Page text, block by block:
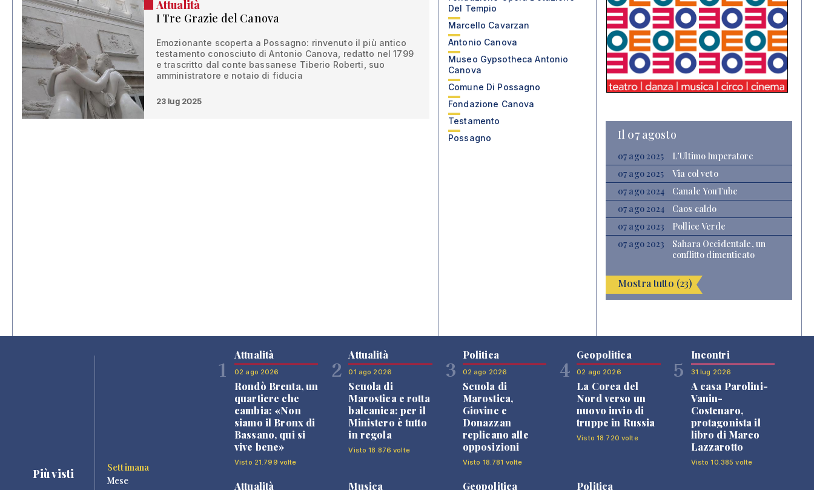
Attualità
I Tre Grazie del Canova
Emozionante scoperta a Possagno: rinvenuto il più antico
testamento conosciuto di Antonio Canova, redatto nel 1799
e trascritto dal conte bassanese Tiberio Roberti, suo
amministratore e notaio di fiducia
23 lug 2025
Del Tempio
Marcello Cavarzan
Antonio Canova
Museo Gypsotheca Antonio
Canova
Comune Di Possagno
Fondazione Canova
Testamento
Possagno
Il 07 agosto
07 ago 2025
L’Ultimo Imperatore
07 ago 2025
Via col veto
07 ago 2024
Canale YouTube
07 ago 2024
Caos caldo
07 ago 2023
Pollice Verde
07 ago 2023
Sahara Occidentale, un
conflitto dimenticato
Mostra tutto (23)
Più visti
Settimana
Mese
1
Attualità
02 ago 2026
Rondò Brenta, un
quartiere che
cambia: «Non
siamo il Bronx di
Bassano, qui si
vive bene»
Visto 21.799 volte
2
Attualità
01 ago 2026
Scuola di
Marostica e rotta
balcanica: per il
Ministero è tutto
in regola
Visto 18.876 volte
3
Politica
02 ago 2026
Scuola di
Marostica,
Giovine e
Donazzan
replicano alle
opposizioni
Visto 18.781 volte
4
Geopolitica
02 ago 2026
La Corea del
Nord verso un
nuovo invio di
truppe in Russia
Visto 18.720 volte
5
Incontri
31 lug 2026
A casa Parolini-
Vanin-
Costenaro,
protagonista il
libro di Marco
Lazzarotto
Visto 10.385 volte
Attualità Musica Geopolitica Politica